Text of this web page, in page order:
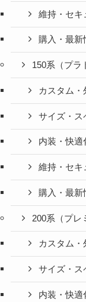
維持・セキ
購入・最新
150系（プラ
カスタム・
サイズ・ス
内装・快適
維持・セキ
購入・最新
200系（プレ
カスタム・
サイズ・ス
内装・快適